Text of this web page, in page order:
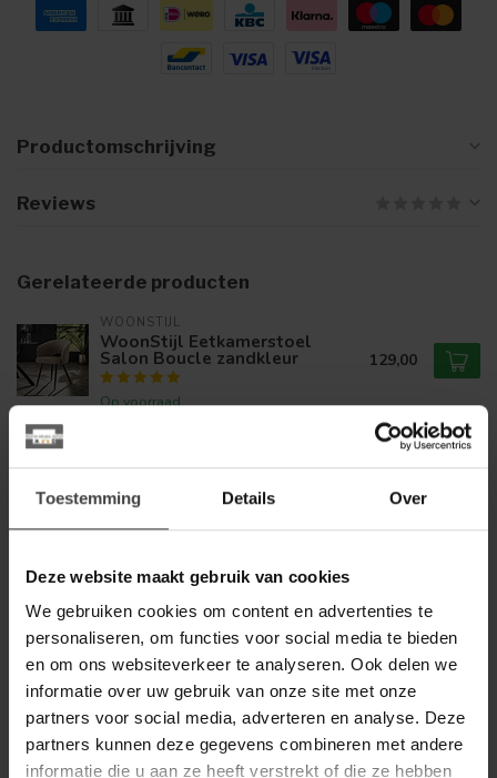
Toestemming Details Over
Deze website maakt gebruik van cookies
We gebruiken cookies om content en advertenties te
personaliseren, om functies voor social media te bieden
en om ons websiteverkeer te analyseren. Ook delen we
informatie over uw gebruik van onze site met onze
partners voor social media, adverteren en analyse. Deze
partners kunnen deze gegevens combineren met andere
informatie die u aan ze heeft verstrekt of die ze hebben
Productomschrijving
Reviews
Gerelateerde producten
WOONSTIJL
WoonStijl Eetkamerstoel
Salon Boucle zandkleur
Op voorraad
129,00
Naturel - Elite - Taupe
onderstel 139,00
LABEL51
Label51 Eetkamerstoel Lela -
Clay - Elite - Brons onderstel
Op voorraad
139,00
LABEL51
Label51 Eetkamerstoel Esma -